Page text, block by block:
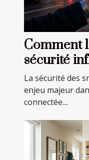
Comment
sécurité
La sécurité des
enjeu majeur
connectée....